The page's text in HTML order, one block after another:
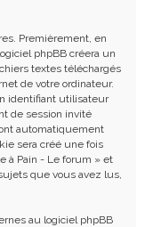
Premièrement, en
phpBB créera un
textes téléchargés
de votre ordinateur.
identifiant utilisateur
de session invité
automatiquement
sera créé une fois
à Pain - Le forum » et
que vous avez lus,
au logiciel phpBB